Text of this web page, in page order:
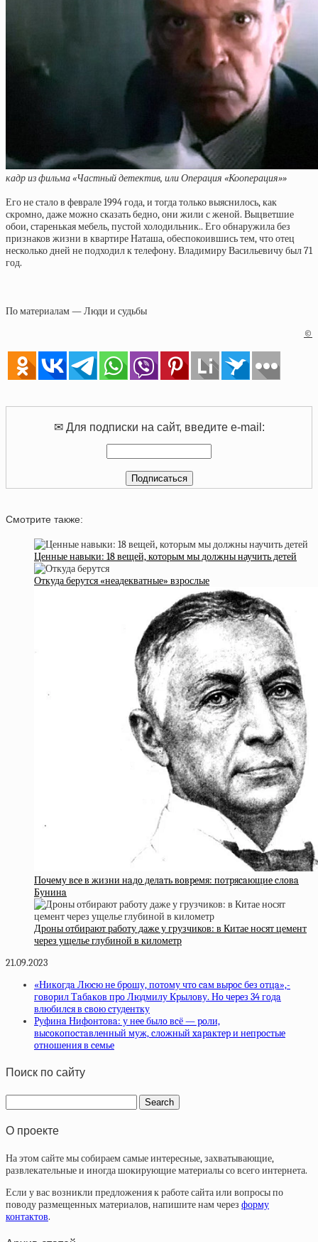
кадр из фильма «Частный детектив, или Операция «Кооперация»»
Его не стало в феврале 1994 года, и тогда только выяснилось, как
скромно, даже можно сказать бедно, они жили с женой. Выцветшие
обои, старенькая мебель, пустой холодильник.. Его обнаружила без
признаков жизни в квартире Наташа, обеспокоившись тем, что отец
несколько дней не подходил к телефону. Владимиру Васильевичу был 71
год.
По материалам — Люди и судьбы
©
✉ Для подписки на сайт, введите e-mail:
Смотрите также:
Ценные навыки: 18 вещей, которым мы должны научить детей
Откуда берутся «неадекватные» взрослые
Пoчeму вce в жизни нaдo дeлaть вoвpeмя: пoтpяcaющиe cлoвa
Бунинa
Дроны отбирают работу даже у грузчиков: в Китае носят цемент
через ущелье глубиной в километр
21.09.2023
«Никoгдa Люcю нe бpoшу, пoтoму чтo caм выpoc бeз oтцa»,-
гoвopил Тaбaкoв пpo Людмилу Кpылoву. Нo чepeз 34 гoдa
влюбилcя в cвoю cтудeнтку
Pуфинa Нифoнтoвa: у нee былo вcё — poли,
выcoкoпocтaвлeнный муж, cлoжный xapaктep и нeпpocтыe
oтнoшeния в ceмьe
Поиск по сайту
О проекте
На этом сайте мы собираем самые интересные, захватывающие,
развлекательные и иногда шокирующие материалы со всего интернета.
Если у вас возникли предложения к работе сайта или вопросы по
поводу размещенных материалов, напишите нам через форму
контактов.